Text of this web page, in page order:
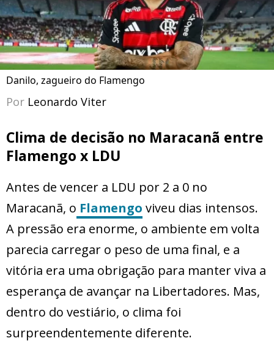
Danilo, zagueiro do Flamengo
Por Leonardo Viter
Clima de decisão no Maracanã entre
Flamengo x LDU
Antes de vencer a LDU por 2 a 0 no
Maracanã, o Flamengo viveu dias intensos.
A pressão era enorme, o ambiente em volta
parecia carregar o peso de uma final, e a
vitória era uma obrigação para manter viva a
esperança de avançar na Libertadores. Mas,
dentro do vestiário, o clima foi
surpreendentemente diferente.